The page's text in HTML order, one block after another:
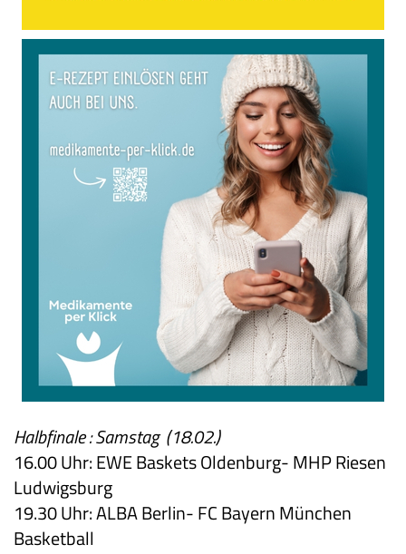
Halbfinale : Samstag (18.02.)
16.00 Uhr: EWE Baskets Oldenburg- MHP Riesen
Ludwigsburg
19.30 Uhr: ALBA Berlin- FC Bayern München
Basketball